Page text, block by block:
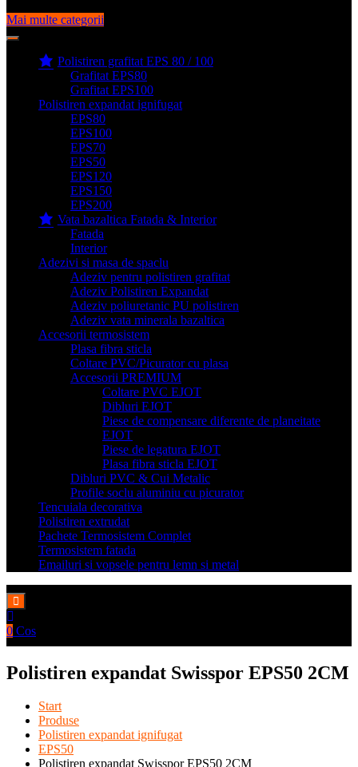
Mai multe categorii
Polistiren grafitat EPS 80 / 100
Grafitat EPS80
Grafitat EPS100
Polistiren expandat ignifugat
EPS80
EPS100
EPS70
EPS50
EPS120
EPS150
EPS200
Vata bazaltica Fatada & Interior
Fatada
Interior
Adezivi si masa de spaclu
Adeziv pentru polistiren grafitat
Adeziv Polistiren Expandat
Adeziv poliuretanic PU polistiren
Adeziv vata minerala bazaltica
Accesorii termosistem
Plasa fibra sticla
Coltare PVC/Picurator cu plasa
Accesorii PREMIUM
Coltare PVC EJOT
Dibluri EJOT
Piese de compensare diferente de planeitate
EJOT
Piese de legatura EJOT
Plasa fibra sticla EJOT
Dibluri PVC & Cui Metalic
Profile soclu aluminiu cu picurator
Tencuiala decorativa
Polistiren extrudat
Pachete Termosistem Complet
Termosistem fatada
Emailuri si vopsele pentru lemn si metal
0 Cos
Polistiren expandat Swisspor EPS50 2CM
Start
Produse
Polistiren expandat ignifugat
EPS50
Polistiren expandat Swisspor EPS50 2CM